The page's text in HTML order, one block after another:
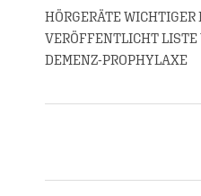
HÖRGERÄTE WICHTIGER
VERÖFFENTLICHT LISTE
DEMENZ-PROPHYLAXE